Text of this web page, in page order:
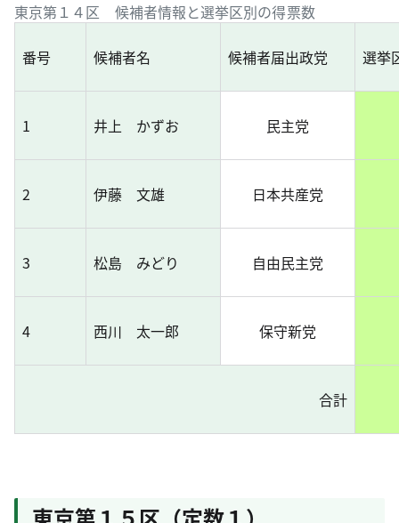
東京第１４区 候補者情報と選挙区別の得票数
番号 候補者名 候補者届出政党 選挙
1 井上 かずお 民主党
2 伊藤 文雄 日本共産党
3 松島 みどり 自由民主党
4 西川 太一郎 保守新党
合計